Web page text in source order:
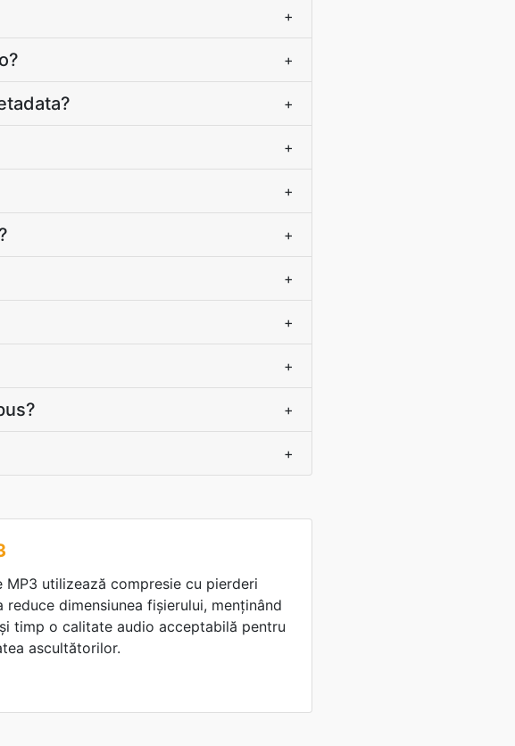
+
+
+
+
+
+
+
+
+
+
+
MP3 utilizează compresie cu pierderi
reduce dimensiunea fișierului, menținând
timp o calitate audio acceptabilă pentru
ascultătorilor.